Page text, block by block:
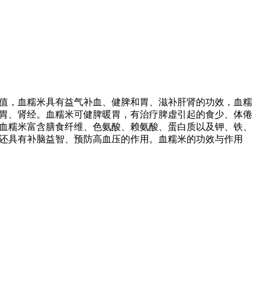
，血糯米具有益气补血、健脾和胃、滋补肝肾的功效，血糯
、肾经。血糯米可健脾暖胃，有治疗脾虚引起的食少、体倦
米富含膳食纤维、色氨酸、赖氨酸、蛋白质以及钾、铁、
有补脑益智、预防高血压的作用。血糯米的功效与作用